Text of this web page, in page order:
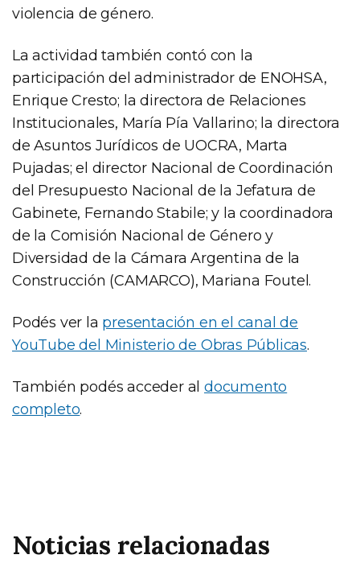
violencia de género.
La actividad también contó con la
participación del administrador de ENOHSA,
Enrique Cresto; la directora de Relaciones
Institucionales, María Pía Vallarino; la directora
de Asuntos Jurídicos de UOCRA, Marta
Pujadas; el director Nacional de Coordinación
del Presupuesto Nacional de la Jefatura de
Gabinete, Fernando Stabile; y la coordinadora
de la Comisión Nacional de Género y
Diversidad de la Cámara Argentina de la
Construcción (CAMARCO), Mariana Foutel.
Podés ver la presentación en el canal de
YouTube del Ministerio de Obras Públicas.
También podés acceder aldocumento
completo.
Noticias relacionadas